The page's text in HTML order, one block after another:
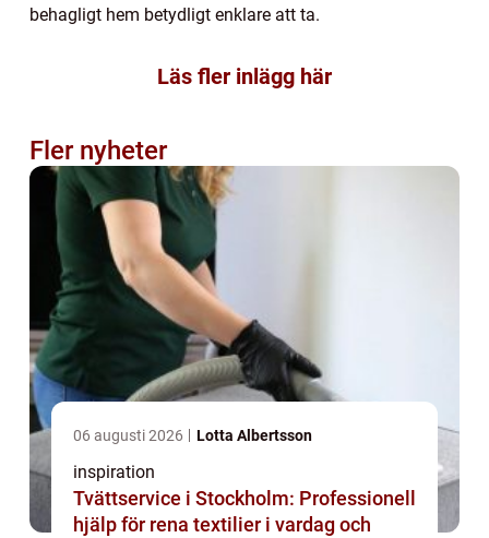
behagligt hem betydligt enklare att ta.
Läs fler inlägg här
Fler nyheter
06 augusti 2026 Lotta Albertsson
inspiration
Tvättservice i Stockholm: Professionell
hjälp för rena textilier i vardag och